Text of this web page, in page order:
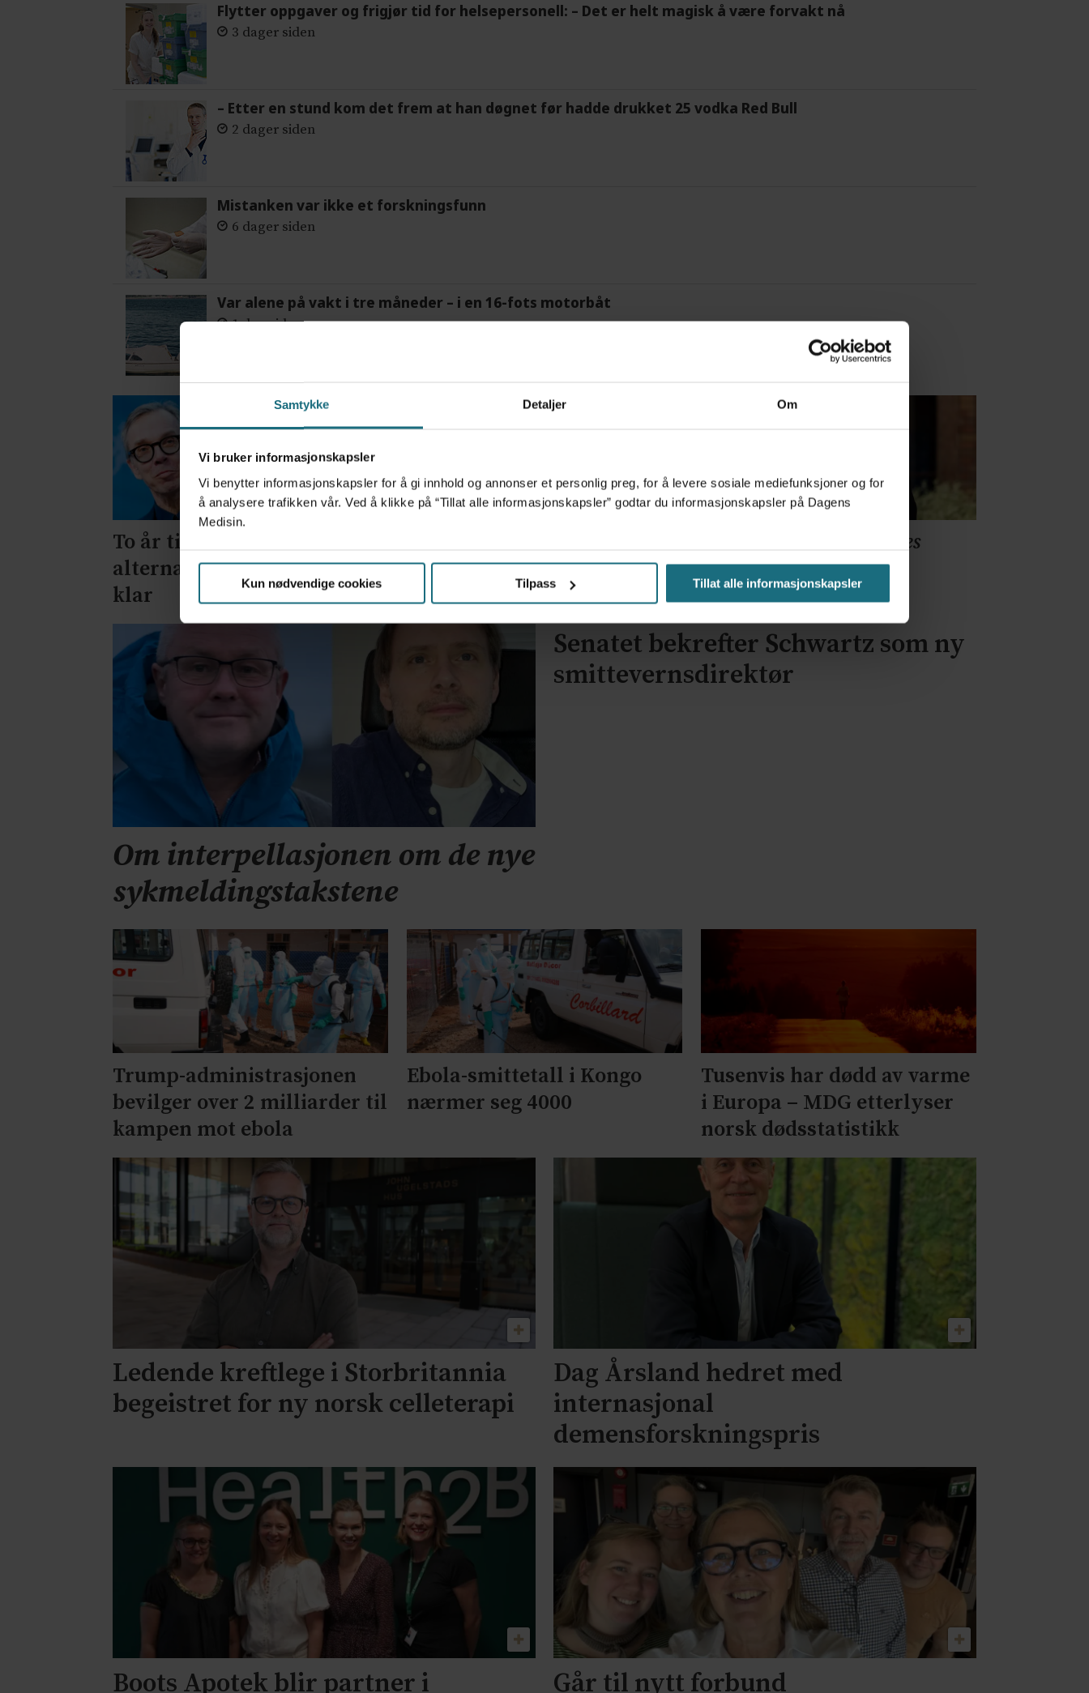
Samtykke Detaljer Om
Vi bruker informasjonskapsler
Vi benytter informasjonskapsler for å gi innhold og annonser et personlig preg, for å levere sosiale mediefunksjoner og for
å analysere trafikken vår. Ved å klikke på “Tillat alle informasjonskapsler” godtar du informasjonskapsler på Dagens
Medisin.
Kun nødvendige cookies Tilpass Tillat alle informasjonskapsler
Flytter oppgaver og frigjør tid for helsepersonell: – Det er helt magisk å være forvakt nå
3 dager siden
– Etter en stund kom det frem at han døgnet før hadde drukket 25 vodka Red Bull
2 dager siden
Mistanken var ikke et forskningsfunn
6 dager siden
Var alene på vakt i tre måneder – i en 16-fots motorbåt
1 dag siden
To år til utredning av
alternativkostnad skal være
klar
Helse- og sosialtjenestene
rammes oftest
Historien om fastlegenes
basistilskudd
Om interpellasjonen om de nye
sykmeldingstakstene
Senatet bekrefter Schwartz som ny
smittevernsdirektør
Trump-administrasjonen
bevilger over 2 milliarder til
kampen mot ebola
Ebola-smittetall i Kongo
nærmer seg 4000
Tusenvis har dødd av varme
i Europa – MDG etterlyser
norsk dødsstatistikk
Ledende kreftlege i Storbritannia
begeistret for ny norsk celleterapi
Dag Årsland hedret med
internasjonal
demensforskningspris
Boots Apotek blir partner i Går til nytt forbund